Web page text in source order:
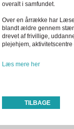
overalt i samfundet.
Over en årrække har
blandt ældre gennem
drevet af frivillige,
plejehjem,
Læs mere her
TILBAGE